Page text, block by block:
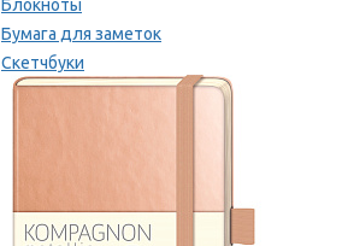
Блокноты
Бумага для заметок
Скетчбуки
Тетради